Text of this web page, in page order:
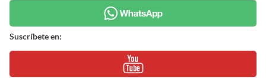
Suscríbete en: